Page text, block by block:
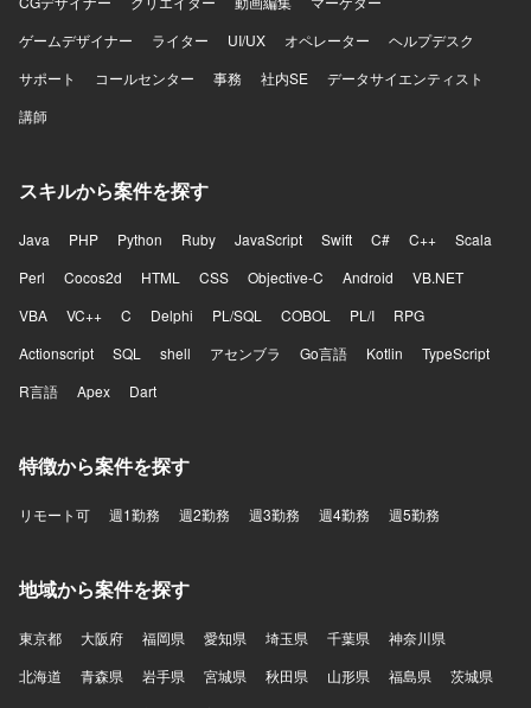
ゲームデザイナー
ライター UI/UX オペレーター
ヘルプデスク
サポート
コールセンター 事務 社内SE
データサイエンティスト
講師
スキルから案件を探す
Java PHP Python Ruby JavaScript Swift C# C++
Scala
Perl
Cocos2d HTML CSS Objective-C Android
VB.NET
VBA
VC++ C Delphi PL/SQL COBOL PL/I
RPG
Actionscript
SQL shell アセンブラ Go言語 Kotlin
TypeScript
R言語
Apex Dart
特徴から案件を探す
リモート可 週1勤務 週2勤務 週3勤務 週4勤務 週5勤務
地域から案件を探す
東京都 大阪府 福岡県 愛知県 埼玉県 千葉県
神奈川県
北海道
青森県 岩手県 宮城県 秋田県 山形県 福島県
茨城県